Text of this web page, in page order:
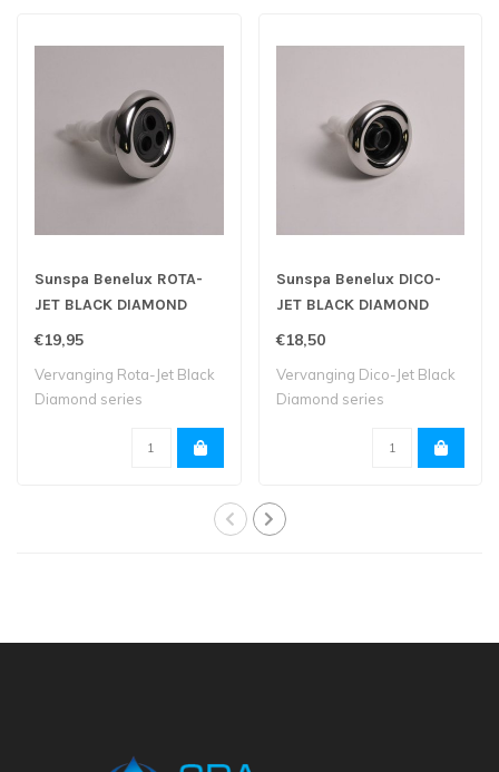
Sunspa Benelux ROTA-
JET BLACK DIAMOND
SERIE
€19,95
Vervanging Rota-Jet Black
Diamond series
Sunspa Benelux DICO-
JET BLACK DIAMOND
SERIE
€18,50
Vervanging Dico-Jet Black
Diamond series